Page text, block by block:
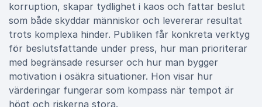
korruption, skapar tydlighet i kaos och fattar beslut
som både skyddar människor och levererar resultat
trots komplexa hinder. Publiken får konkreta verktyg
för beslutsfattande under press, hur man prioriterar
med begränsade resurser och hur man bygger
motivation i osäkra situationer. Hon visar hur
värderingar fungerar som kompass när tempot är
högt och riskerna stora.